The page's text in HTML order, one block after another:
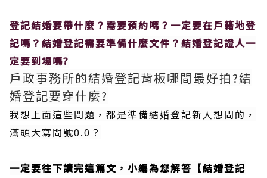
登記結婚要帶什麼？需要預約嗎？一定要在戶籍地登
記嗎？ 結婚登記需要準備什麼文件？結婚登記證人一
定要到場嗎?
戶政事務所的結婚登記背板哪間最好拍?結
婚登記要穿什麼?
我想上面這些問題，都是準備結婚登記新人想問的，
滿頭大寫問號0.0？
一定要往下讀完這篇文，小編為您解答【結婚登記